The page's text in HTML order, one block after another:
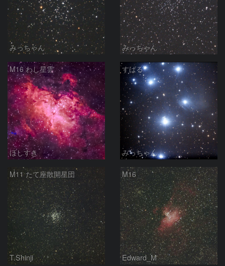
みっちゃん みっちゃん
M16 わし星雲
ほしすき
すばる
みっちゃん
M11 たて座散開星団
T.Shinji
M16
Edward_M